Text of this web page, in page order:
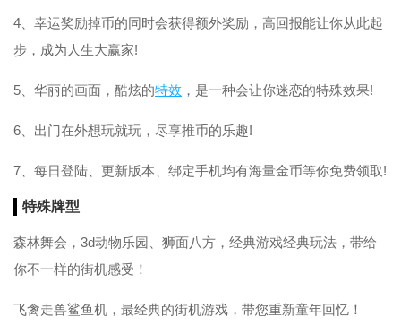
4、幸运奖励掉币的同时会获得额外奖励，高回报能让你从此起
步，成为人生大赢家!
5、华丽的画面，酷炫的特效 ，是一种会让你迷恋的特殊效果!
6、出门在外想玩就玩，尽享推币的乐趣!
7、每日登陆、更新版本、绑定手机均有海量金币等你免费领取!
特殊牌型
森林舞会，3d动物乐园、狮面八方，经典游戏经典玩法，带给
你不一样的街机感受！
飞禽走兽鲨鱼机，最经典的街机游戏，带您重新童年回忆！